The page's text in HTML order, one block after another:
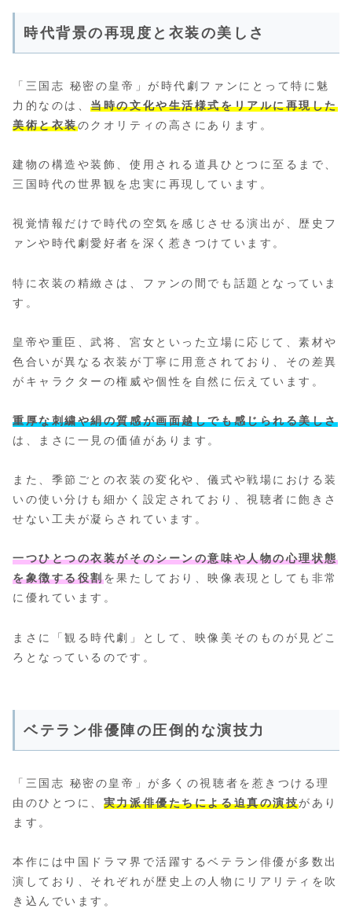
時代背景の再現度と衣装の美しさ
「三国志 秘密の皇帝」が時代劇ファンにとって特に魅
力的なのは、当時の文化や生活様式をリアルに再現した
美術と衣装のクオリティの高さにあります。
建物の構造や装飾、使用される道具ひとつに至るまで、
三国時代の世界観を忠実に再現しています。
視覚情報だけで時代の空気を感じさせる演出が、歴史フ
ァンや時代劇愛好者を深く惹きつけています。
特に衣装の精緻さは、ファンの間でも話題となっていま
す。
皇帝や重臣、武将、宮女といった立場に応じて、素材や
色合いが異なる衣装が丁寧に用意されており、その差異
がキャラクターの権威や個性を自然に伝えています。
重厚な刺繍や絹の質感が画面越しでも感じられる美しさ
は、まさに一見の価値があります。
また、季節ごとの衣装の変化や、儀式や戦場における装
いの使い分けも細かく設定されており、視聴者に飽きさ
せない工夫が凝らされています。
一つひとつの衣装がそのシーンの意味や人物の心理状態
を象徴する役割を果たしており、映像表現としても非常
に優れています。
まさに「観る時代劇」として、映像美そのものが見どこ
ろとなっているのです。
ベテラン俳優陣の圧倒的な演技力
「三国志 秘密の皇帝」が多くの視聴者を惹きつける理
由のひとつに、 実力派俳優たちによる迫真の演技があり
ます。
本作には中国ドラマ界で活躍するベテラン俳優が多数出
演しており、それぞれが歴史上の人物にリアリティを吹
き込んでいます。